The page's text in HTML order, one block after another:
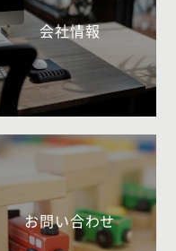
会社情報
お問い合わせ